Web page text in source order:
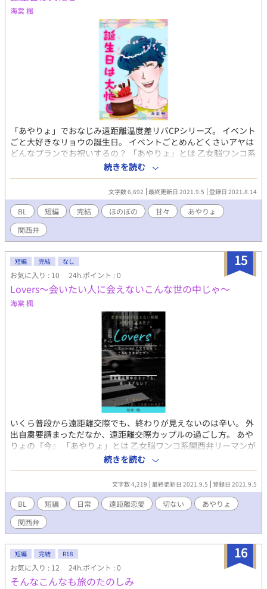
海棠 楓
「あやりょ」でおなじみ遠距離温度差リバCPシリーズ。 イベント
ごと大好きなリョウの誕生日。 イベントごとめんどくさいアヤは
どんなプランでお祝いするの？ 「あやりょ」とは 乙女脳ワンコ系
関西弁リーマンが失恋の果てに傷心旅行先で出会ったのは、仕事
だけ完璧な天然クーデレホテルマン。 互いに全く好みじゃない、
恋に落ちるはずのない二人がなぜか惹かれ合ってしまい前途多
難！ いい年した性格真逆なバリタチ同士の、どうにもかみ合わな
いハードモードで下手くそな恋模様。 椚田涼司（クヌギダリョウ
ジ） 175センチ65キロ30歳 9月20日生まれ乙女座Ａ型 ごくごく普
通のサラリーマン。 イケメン、スタイル良し、人当たり良し。 当
然モテるがゲイでバリタチ。 佐倉文明（サクラアヤメ） 175セン
チ62キロ38歳 2月18日生まれ水瓶座AB型 年齢未判明（涼司より
は上） 爬虫類顔にメガネのリゾートホテル副支配人。 仕事は完璧
だが私生活は適当、無気力無反応。 出不精・筆不精・恋愛不精。
美少年食いのゲイ。バリタチ。
続きを読む
文字数 6,692 最終更新日 2021.9.5 登録日 2021.8.14
BL 短編 完結 ほのぼの 甘々
あやりょ
関西弁
15
短編 完結 なし
お気に入り : 10 24h.ポイント : 0
Lovers～会いたい人に会えないこんな世の中じゃ～
海棠 楓
いくら普段から遠距離交際でも、終わりが見えないのは辛い。 外
出自粛要請まっただなか、遠距離交際カップルの過ごし方。 あや
りょの『今』 「あやりょ」とは 乙女脳ワンコ系関西弁リーマンが
失恋の果てに傷心旅行先で出会ったのは、仕事だけ完璧な天然ク
ーデレホテルマン。 互いに全く好みじゃない、恋に落ちるはずの
ない二人がなぜか惹かれ合ってしまい前途多難！ いい年した性格
真逆なバリタチ同士の、どうにもかみ合わないハードモードで下
手くそな恋模様。 椚田涼司（クヌギダリョウジ） 175センチ65キ
ロ30歳 9月20日生まれ乙女座Ａ型 ごくごく普通のサラリーマン。
イケメン、スタイル良し、人当たり良し。 当然モテるがゲイでバ
リタチ。 佐倉文明（サクラアヤメ） 175センチ62キロ38歳 2月18
日生まれ水瓶座AB型 年齢未判明（涼司よりは上） 爬虫類顔にメ
ガネのリゾートホテル副支配人。 仕事は完璧だが私生活は適当、
無気力無反応。 出不精・筆不精・恋愛不精。 美少年食いのゲイ。
バリタチ。
続きを読む
文字数 4,219 最終更新日 2021.9.5 登録日 2021.9.5
BL 短編 日常 遠距離恋愛 切ない
あやりょ
関西弁
16
短編 完結 R18
お気に入り : 12 24h.ポイント : 0
そんなこんなも旅のたのしみ